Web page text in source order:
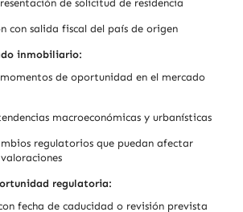
de solicitud de residencia
con salida fiscal del país de origen
inmobiliario:
de oportunidad en el mercado
macroeconómicas y urbanísticas
regulatorios que puedan afectar
regulatoria:
fecha de caducidad o revisión prevista